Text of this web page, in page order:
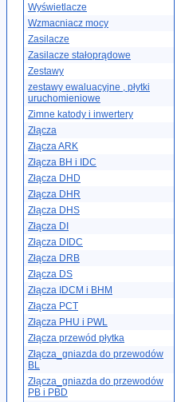
Wyświetlacze
Wzmacniacz mocy
Zasilacze
Zasilacze stałoprądowe
Zestawy
zestawy ewaluacyjne , płytki
uruchomieniowe
Zimne katody i inwertery
Złącza
Złącza ARK
Złącza BH i IDC
Złącza DHD
Złącza DHR
Złącza DHS
Złącza DI
Złącza DIDC
Złącza DRB
Złącza DS
Złącza IDCM i BHM
Złącza PCT
Złącza PHU i PWL
Złącza przewód płytka
Złącza_gniazda do przewodów
BL
Złącza_gniazda do przewodów
PB i PBD